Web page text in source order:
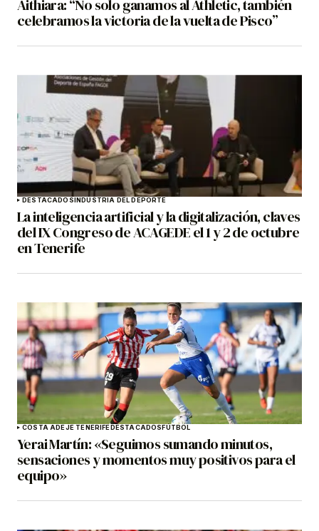
Aithiara: “No solo ganamos al Athletic, también
celebramos la victoria de la vuelta de Pisco”
DESTACADOSINDUSTRIA DEL DEPORTE
La inteligencia artificial y la digitalización, claves
del IX Congreso de ACAGEDE el 1 y 2 de octubre
en Tenerife
COSTA ADEJE TENERIFEDESTACADOSFÚTBOL
Yerai Martín: «Seguimos sumando minutos,
sensaciones y momentos muy positivos para el
equipo»